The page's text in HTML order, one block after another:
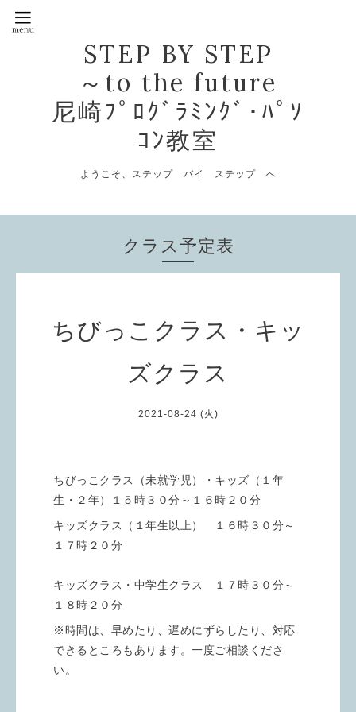
STEP BY STEP
～to the future
尼崎ﾌﾟﾛｸﾞﾗﾐﾝｸﾞ･ﾊﾟｿ
ｺﾝ教室
ようこそ、ステップ バイ ステップ へ
クラス予定表
ちびっこクラス・キッ
ズクラス
2021-08-24 (火)
ちびっこクラス（未就学児）・キッズ（１年
生・２年）１５時３０分～１６時２０分
キッズクラス（１年生以上） １６時３０分～
１７時２０分
キッズクラス・中学生クラス １７時３０分～
１８時２０分
※時間は、早めたり、遅めにずらしたり、対応
できるところもあります。一度ご相談くださ
い。